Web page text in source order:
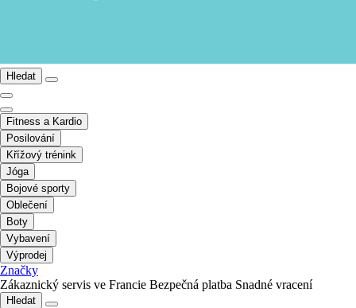
Hledat
Fitness a Kardio
Posilování
Křížový trénink
Jóga
Bojové sporty
Oblečení
Boty
Vybavení
Výprodej
Značky
Zákaznický servis ve Francie Bezpečná platba Snadné vracení
Hledat